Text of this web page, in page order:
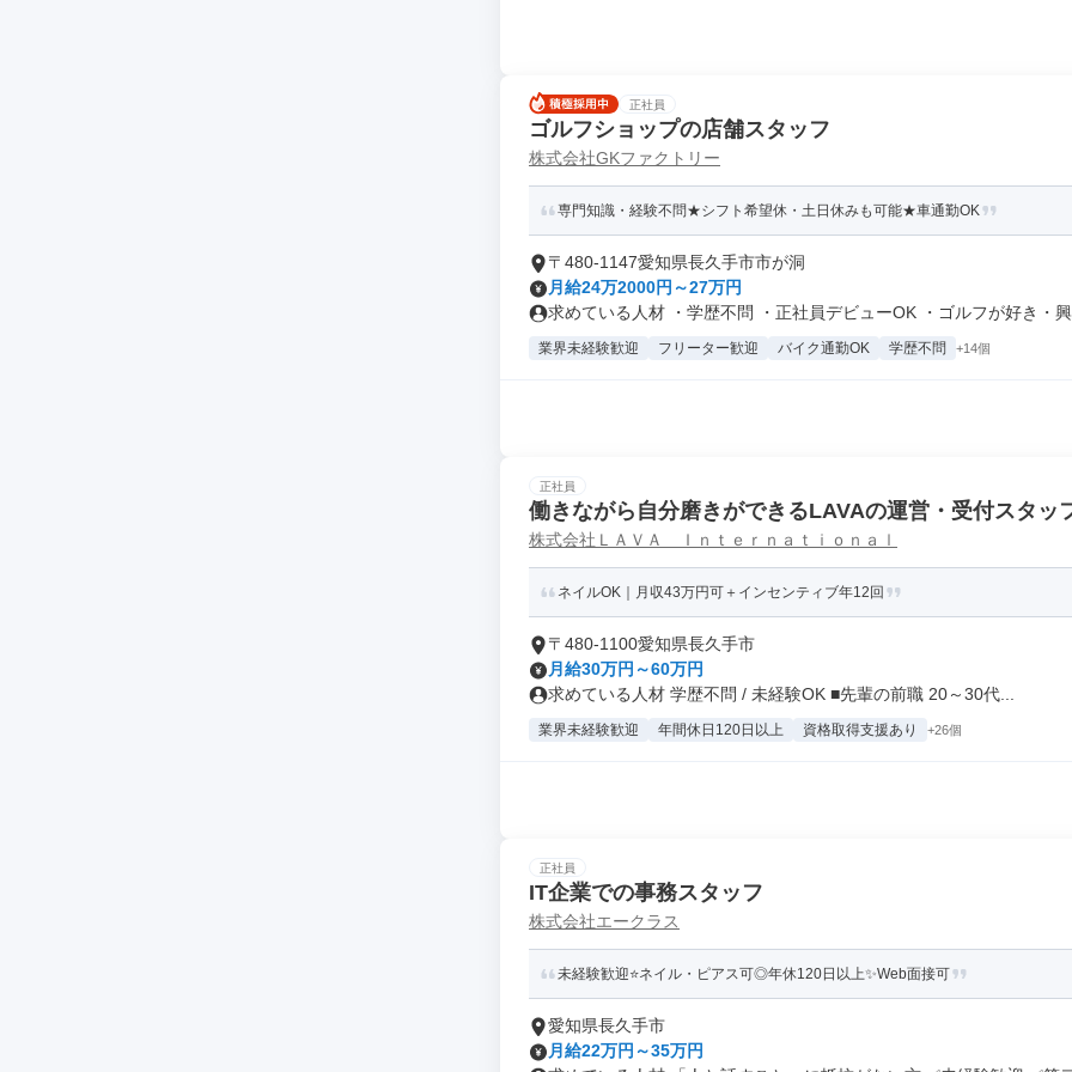
正社員
ゴルフショップの店舗スタッフ
株式会社GKファクトリー
専門知識・経験不問★シフト希望休・土日休みも可能★車通勤OK
〒480-1147愛知県長久手市市が洞
月給24万2000円～27万円
求めている人材 ・学歴不問 ・正社員デビューOK ・ゴルフが好き・
業界未経験歓迎 フリーター歓迎 バイク通勤OK 学歴不問 +14個
正社員
働きながら自分磨きができるLAVAの運営・受付スタッ
株式会社ＬＡＶＡ Ｉｎｔｅｒｎａｔｉｏｎａｌ
ネイルOK｜月収43万円可＋インセンティブ年12回
〒480-1100愛知県長久手市
月給30万円～60万円
求めている人材 学歴不問 / 未経験OK ■先輩の前職 20～30代...
業界未経験歓迎 年間休日120日以上 資格取得支援あり +26個
正社員
IT企業での事務スタッフ
株式会社エークラス
未経験歓迎⭐ネイル・ピアス可◎年休120日以上✨Web面接可
愛知県長久手市
月給22万円～35万円